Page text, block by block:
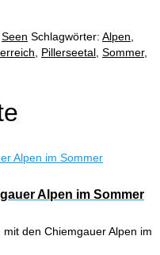
Seen Schlagwörter: Alpen
Pillerseetal Sommer,
Alpen im Sommer
den Chiemgauer Alpen im